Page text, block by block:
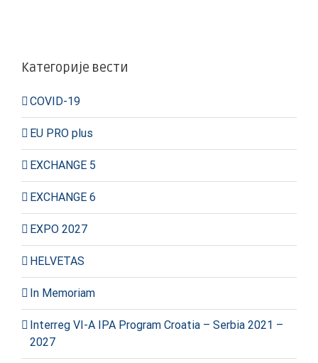
Категорије вести
COVID-19
EU PRO plus
EXCHANGE 5
EXCHANGE 6
EXPO 2027
HELVETAS
In Memoriam
Interreg VI-A IPA Program Croatia – Serbia 2021 –
2027